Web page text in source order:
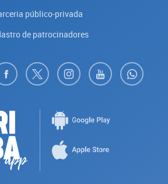
público-privada
de patrocinadores